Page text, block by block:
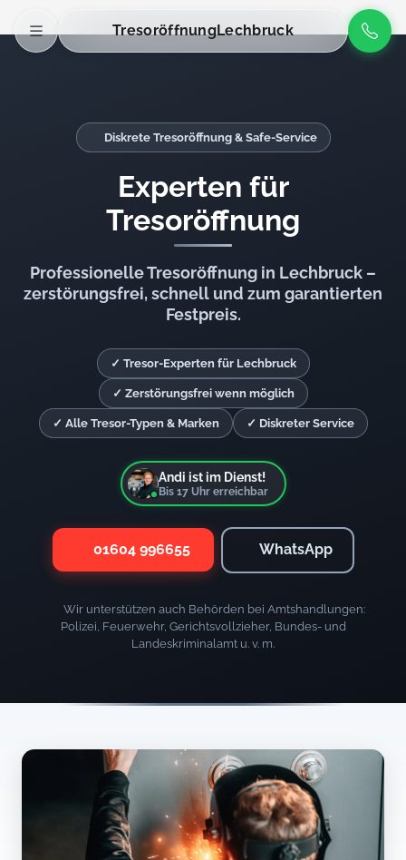
TresoröffnungLechbruck
Diskrete Tresoröffnung & Safe-Service
Experten für
Tresoröffnung
Professionelle Tresoröffnung in Lechbruck –
zerstörungsfrei, schnell und zum garantierten
Festpreis.
✓ Tresor-Experten für Lechbruck
✓ Zerstörungsfrei wenn möglich
✓ Alle Tresor-Typen & Marken ✓ Diskreter Service
Andi ist im Dienst!
Bis 17Uhr erreichbar
01604 996655 WhatsApp
Wir unterstützen auch Behörden bei Amtshandlungen:
Polizei, Feuerwehr, Gerichtsvollzieher, Bundes- und
Landeskriminalamt u. v. m.